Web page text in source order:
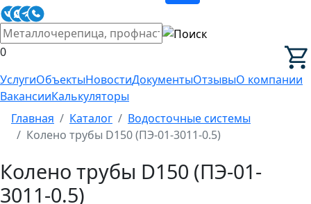
0
УслугиОбъектыНовостиДокументыОтзывыО компании
ВакансииКалькуляторы
Главная
Каталог
Водосточные системы
Колено трубы D150 (ПЭ-01-3011-0.5)
Колено трубы D150 (ПЭ-01-
3011-0.5)